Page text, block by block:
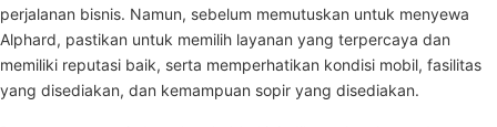
perjalanan bisnis. Namun, sebelum memutuskan untuk menyewa
Alphard, pastikan untuk memilih layanan yang terpercaya dan
memiliki reputasi baik, serta memperhatikan kondisi mobil, fasilitas
yang disediakan, dan kemampuan sopir yang disediakan.